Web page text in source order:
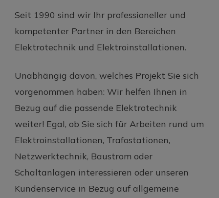
Seit 1990 sind wir Ihr professioneller und
kompetenter Partner in den Bereichen
Elektrotechnik und Elektroinstallationen.
Unabhängig davon, welches Projekt Sie sich
vorgenommen haben: Wir helfen Ihnen in
Bezug auf die passende Elektrotechnik
weiter! Egal, ob Sie sich für Arbeiten rund um
Elektroinstallationen, Trafostationen,
Netzwerktechnik, Baustrom oder
Schaltanlagen interessieren oder unseren
Kundenservice in Bezug auf allgemeine